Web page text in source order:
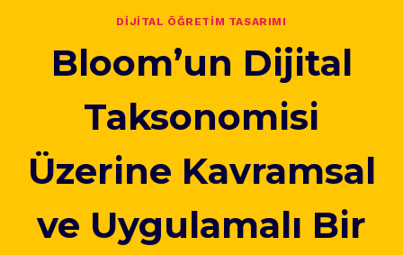
DIJITAL ÖĞRETIM TASARIMI
Bloom’un Dijital
Taksonomisi
Üzerine Kavramsal
ve Uygulamalı Bir